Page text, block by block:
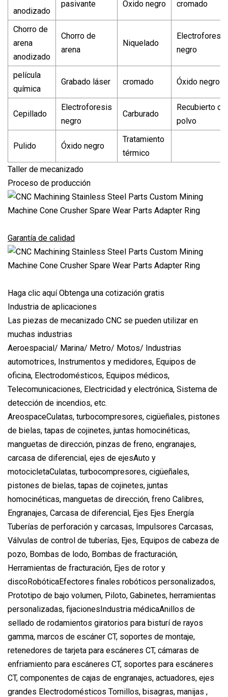
anodizado
pasivante Óxido negro cromado
Chorro de
arena
anodizado
Chorro de
arena
Niquelado
Electroforesis
negro
película
química
Grabado láser cromado Óxido negro
Cepillado
Electroforesis
negro
Carburado
Recubierto de
polvo
Pulido Óxido negro
Tratamiento
térmico
Taller de mecanizado
Proceso de producción
Garantía de calidad
Haga clic aquí Obtenga una cotización gratis
Industria de aplicaciones
Las piezas de mecanizado CNC se pueden utilizar en
muchas industrias
Aeroespacial/ Marina/ Metro/ Motos/ Industrias
automotrices, Instrumentos y medidores, Equipos de
oficina, Electrodomésticos, Equipos médicos,
Telecomunicaciones, Electricidad y electrónica, Sistema de
detección de incendios, etc.
AreospaceCulatas, turbocompresores, cigüeñales, pistones
de bielas, tapas de cojinetes, juntas homocinéticas,
manguetas de dirección, pinzas de freno, engranajes,
carcasa de diferencial, ejes de ejesAuto y
motocicletaCulatas, turbocompresores, cigüeñales,
pistones de bielas, tapas de cojinetes, juntas
homocinéticas, manguetas de dirección, freno Calibres,
Engranajes, Carcasa de diferencial, Ejes Ejes Energía
Tuberías de perforación y carcasas, Impulsores Carcasas,
Válvulas de control de tuberías, Ejes, Equipos de cabeza de
pozo, Bombas de lodo, Bombas de fracturación,
Herramientas de fracturación, Ejes de rotor y
discoRobóticaEfectores finales robóticos personalizados,
Prototipo de bajo volumen, Piloto, Gabinetes, herramientas
personalizadas, fijacionesIndustria médicaAnillos de
sellado de rodamientos giratorios para bisturí de rayos
gamma, marcos de escáner CT, soportes de montaje,
retenedores de tarjeta para escáneres CT, cámaras de
enfriamiento para escáneres CT, soportes para escáneres
CT, componentes de cajas de engranajes, actuadores, ejes
grandes Electrodomésticos Tornillos, bisagras, manijas ,